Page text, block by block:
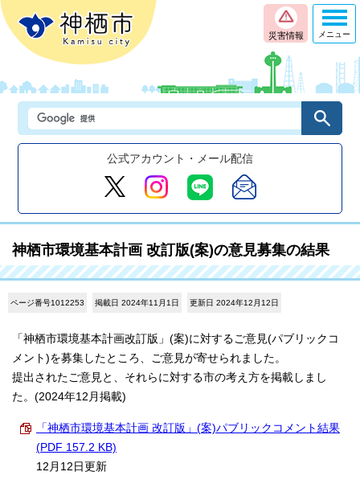
災害情報
公式アカウント・メール配信
メニュー
神栖市環境基本計画 改訂版(案)の意見募集の結果
ページ番号1012253 掲載日 2024年11月1日 更新日 2024年12月12日
「神栖市環境基本計画改訂版」(案)に対するご意見(パブリックコ
メント)を募集したところ、ご意見が寄せられました。
提出されたご意見と、それらに対する市の考え方を掲載しまし
た。(2024年12月掲載)
「神栖市環境基本計画 改訂版」(案)パブリックコメント結果
(PDF 157.2 KB)
12月12日更新